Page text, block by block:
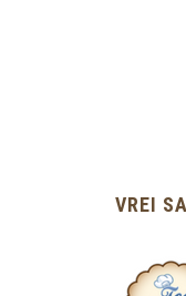
VREI